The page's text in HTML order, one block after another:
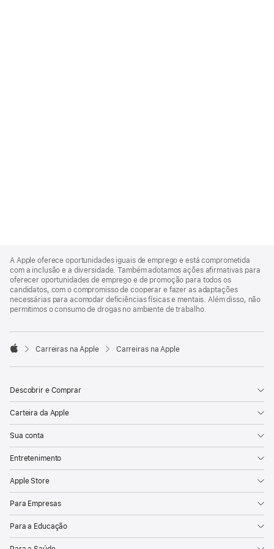
Footer
A Apple oferece oportunidades iguais de emprego e está comprometida
com a inclusão e a diversidade. Também adotamos ações afirmativas para
oferecer oportunidades de emprego e de promoção para todos os
candidatos, com o compromisso de cooperar e fazer as adaptações
necessárias para acomodar deficiências físicas e mentais. Além disso, não
permitimos o consumo de drogas no ambiente de trabalho.

Carreiras na Apple Carreiras na Apple
Descobrir e Comprar
Carteira da Apple
Sua conta
Entretenimento
Apple Store
Para Empresas
Para a Educação